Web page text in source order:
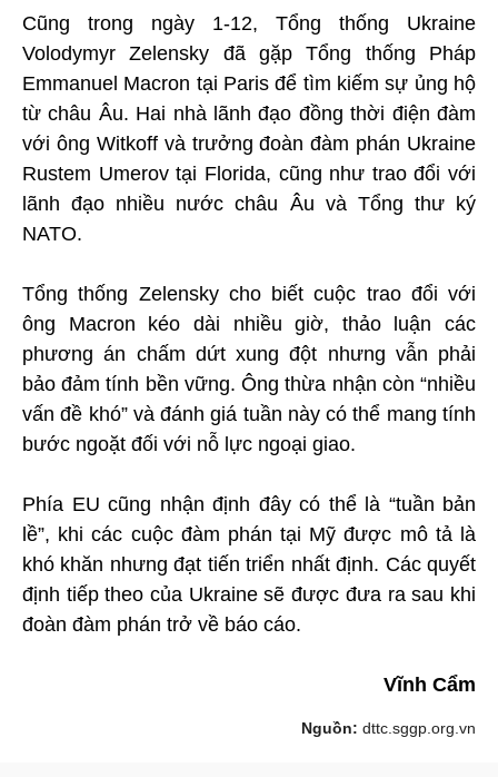
Cũng trong ngày 1-12, Tổng thống Ukraine
Volodymyr Zelensky đã gặp Tổng thống Pháp
Emmanuel Macron tại Paris để tìm kiếm sự ủng hộ
từ châu Âu. Hai nhà lãnh đạo đồng thời điện đàm
với ông Witkoff và trưởng đoàn đàm phán Ukraine
Rustem Umerov tại Florida, cũng như trao đổi với
lãnh đạo nhiều nước châu Âu và Tổng thư ký
NATO.
Tổng thống Zelensky cho biết cuộc trao đổi với
ông Macron kéo dài nhiều giờ, thảo luận các
phương án chấm dứt xung đột nhưng vẫn phải
bảo đảm tính bền vững. Ông thừa nhận còn “nhiều
vấn đề khó” và đánh giá tuần này có thể mang tính
bước ngoặt đối với nỗ lực ngoại giao.
Phía EU cũng nhận định đây có thể là “tuần bản
lề”, khi các cuộc đàm phán tại Mỹ được mô tả là
khó khăn nhưng đạt tiến triển nhất định. Các quyết
định tiếp theo của Ukraine sẽ được đưa ra sau khi
đoàn đàm phán trở về báo cáo.
Vĩnh Cẩm
Nguồn: dttc.sggp.org.vn